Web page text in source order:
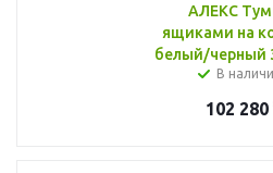
АЛЕКС
ящиками на
белый/черный
В
102 280